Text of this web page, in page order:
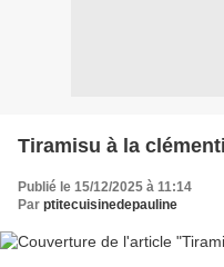
Tiramisu à la
Publié le 15/12/2025 à 11:14
Par ptitecuisinedepauline